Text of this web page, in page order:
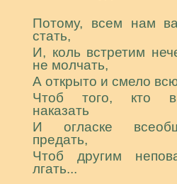
Потому, всем нам
стать,
И, коль встретим
не молчать,
А открыто и смело
Чтоб того, кто
наказать
И огласке
предать,
Чтоб другим
лгать...